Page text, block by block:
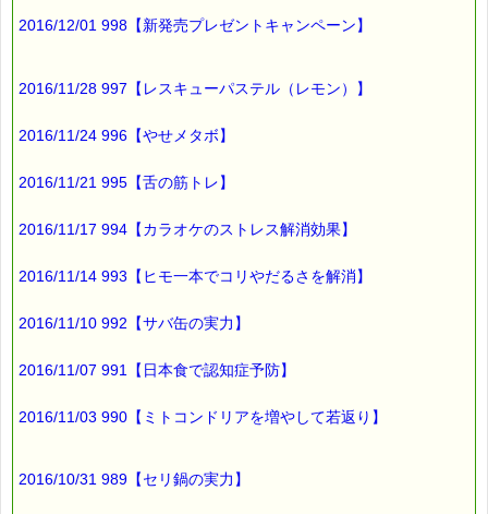
精神的な負担が大きいですよね (-_-;)
そこで、
親御さんに役立つバッチフラワーをご紹介します。
・受験に対する不安
http://www.pass-thyme.com/shopping/bb020.asp
・受験のことが頭から離れない
→ホワイトチェストナット
http://www.pass-thyme.com/shopping/bb025.asp
・受験のことを考えすぎて精神的に参っている
・あらゆるストレスやプレッシャーに
2016/12/01 998【新発売プレゼントキャンペーン】
2016/11/28 997【レスキューパステル（レモン）】
2016/11/24 996【やせメタボ】
2016/11/21 995【舌の筋トレ】
2016/11/17 994【カラオケのストレス解消効果】
2016/11/14 993【ヒモ一本でコリやだるさを解消】
2016/11/10 992【サバ缶の実力】
2016/11/07 991【日本食で認知症予防】
2016/11/03 990【ミトコンドリアを増やして若返り】
2016/10/31 989【セリ鍋の実力】